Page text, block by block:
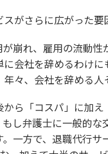
がさらに広がった要
崩れ、雇用の流動性
会社を辞めるわけ
々、会社を辞める人
ら「コスパ」に加
し弁護士に一般的
一方で、退職代行